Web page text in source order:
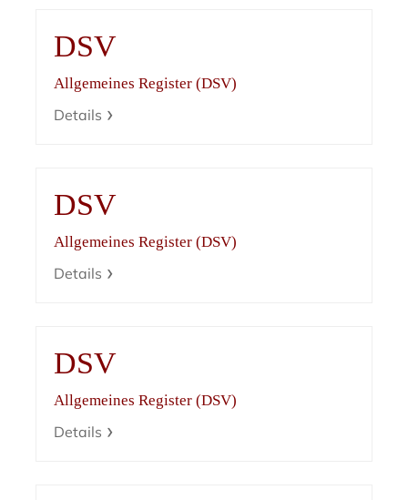
DSV
Allgemeines Register (DSV)
Details
DSV
Allgemeines Register (DSV)
Details
DSV
Allgemeines Register (DSV)
Details